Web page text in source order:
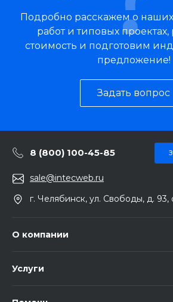
Подробно расскажем о наших
работ и типовых проектах,
стоимость и подготовим
предложение!
Задать вопрос
8 (800) 100-45-85
sale@intecweb.ru
г. Челябинск, ул. Свободы, д. 93,
О компании
Услуги